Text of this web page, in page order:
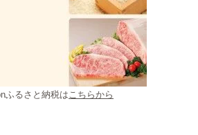
ふるさと納税はこちらから